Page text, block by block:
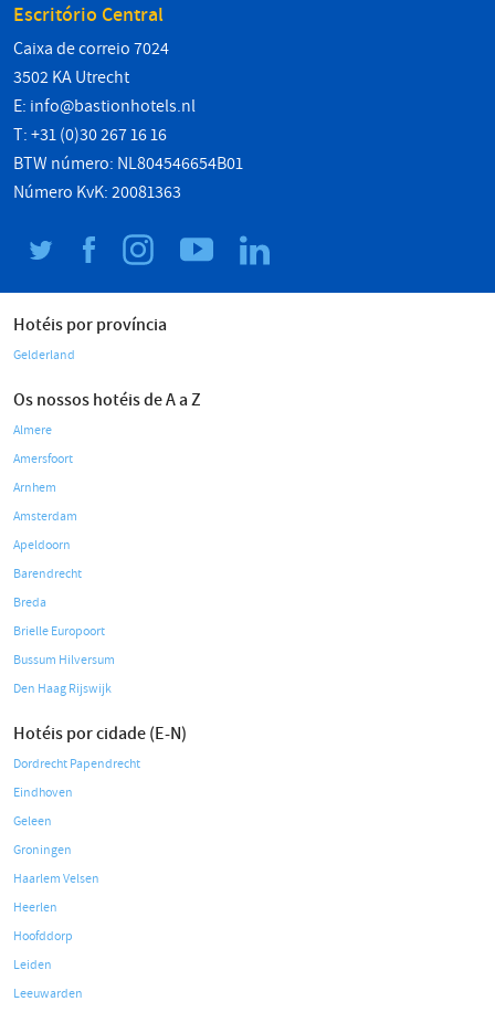
Escritório Central
Caixa de correio 7024
3502 KA Utrecht
E: info@bastionhotels.nl
T: +31 (0)30 267 16 16
BTW número: NL804546654B01
Número KvK: 20081363
Hotéis por província
Gelderland
Os nossos hotéis de A a Z
Almere
Amersfoort
Arnhem
Amsterdam
Apeldoorn
Barendrecht
Breda
Brielle Europoort
Bussum Hilversum
Den Haag Rijswijk
Hotéis por cidade (E-N)
Dordrecht Papendrecht
Eindhoven
Geleen
Groningen
Haarlem Velsen
Heerlen
Hoofddorp
Leiden
Leeuwarden